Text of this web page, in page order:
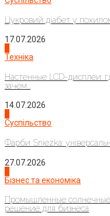
Цукровий діабет у
17.07.2026
Техніка
Настенные LCD-дисплеи:
зачем...
14.07.2026
Суспільство
Фарби Sniezka:
27.07.2026
Бізнес та економіка
Промышленные
решение для бизнеса